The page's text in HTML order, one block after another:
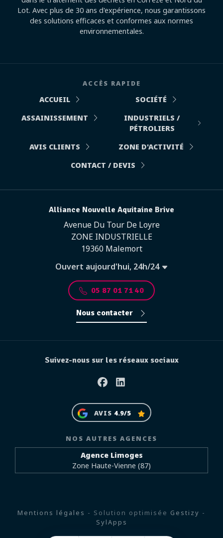
Lot. Avec plus de 30 ans d'expérience, nous garantissons
des solutions efficaces et conformes aux normes
environnementales.
ACCÈS RAPIDE
ACCUEIL
SOCIÉTÉ
ASSAINISSEMENT
INDUSTRIELS /
PÉTROLIERS
AVIS CLIENTS
ZONE D'ACTIVITÉ
CONTACT / DEVIS
Alliance Nouvelle Aquitaine Brive
Avenue Du Tour De Loyre
ZONE INDUSTRIELLE
19360 Malemort
Ouvert aujourd'hui, 24h/24
05 87 01 71 40
Nous contacter
Suivez-nous sur les réseaux sociaux
FacebookLinkedin
AVIS 4.9/5
NOS AUTRES AGENCES
Agence Limoges
Zone Haute-Vienne (87)
Mentions légales - Solution optimisée Gestizy -
SylApps